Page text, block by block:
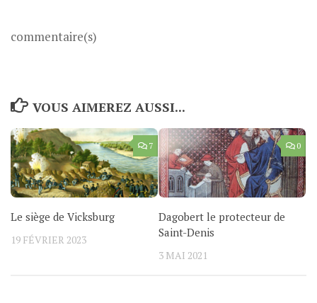
commentaire(s)
VOUS AIMEREZ AUSSI...
7
Le siège de Vicksburg
19 FÉVRIER 2023
0
Dagobert le protecteur de
Saint-Denis
3 MAI 2021